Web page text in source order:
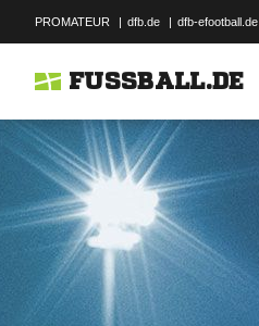
PROMATEUR | dfb.de | dfb-efootball.de
FUSSBALL.DE